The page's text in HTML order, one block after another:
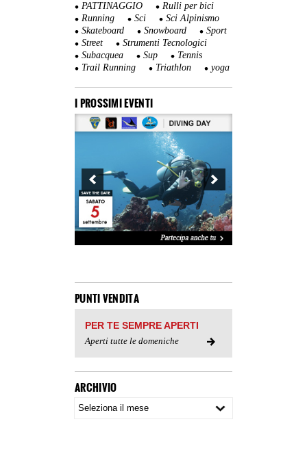
PATTINAGGIO
Rulli per bici
Running
Sci
Sci Alpinismo
Skateboard
Snowboard
Sport
Street
Strumenti Tecnologici
Subacquea
Sup
Tennis
Trail Running
Triathlon yoga
I PROSSIMI EVENTI
PUNTI VENDITA
PER TE SEMPRE APERTI
Aperti tutte le domeniche
ARCHIVIO